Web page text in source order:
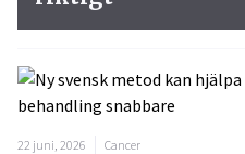
22 juni, 2026 Cancer